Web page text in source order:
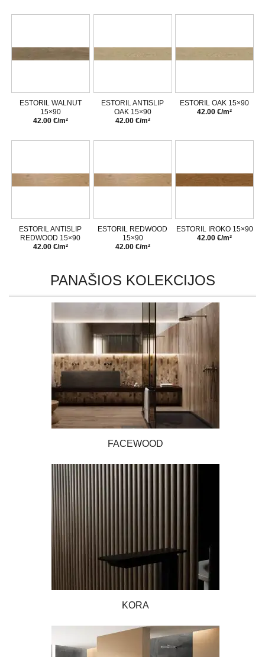
ESTORIL WALNUT
15×90
42.00 €/m²
ESTORIL ANTISLIP
OAK 15×90
42.00 €/m²
ESTORIL OAK 15×90
42.00 €/m²
ESTORIL ANTISLIP
REDWOOD 15×90
42.00 €/m²
ESTORIL REDWOOD
15×90
42.00 €/m²
ESTORIL IROKO 15×90
42.00 €/m²
PANAŠIOS KOLEKCIJOS
FACEWOOD
KORA